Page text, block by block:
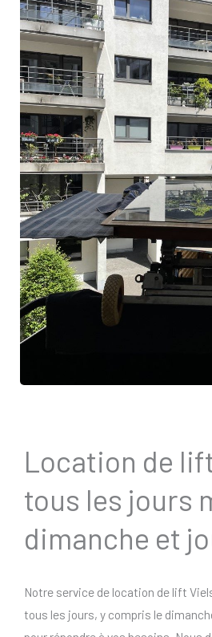
Location de
tous les jours
dimanche et
Notre service de location de lift
tous les jours, y compris le